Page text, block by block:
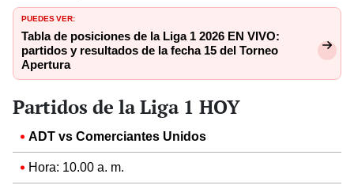
PUEDES VER:
Tabla de posiciones de la Liga 1 2026 EN VIVO:
partidos y resultados de la fecha 15 del Torneo
Apertura
Partidos de la Liga 1 HOY
ADT vs Comerciantes Unidos
Hora: 10.00 a. m.